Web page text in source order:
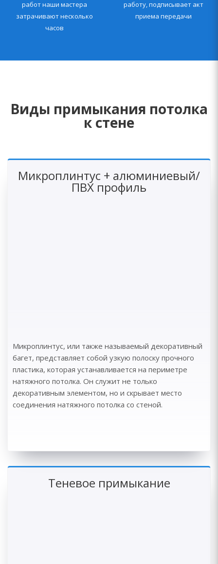
работ наши мастера
затрачивают несколько
часов
работу, подписывает акт
приема передачи
Виды примыкания потолка
к стене
Микроплинтус + алюминиевый/
ПВХ профиль
Микроплинтус, или также называемый декоративный
багет, представляет собой узкую полоску прочного
пластика, которая устанавливается на периметре
натяжного потолка. Он служит не только
декоративным элементом, но и скрывает место
соединения натяжного потолка со стеной.
Теневое примыкание